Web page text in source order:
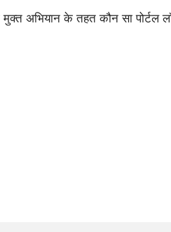
मुक्त अभियान के तहत कौन सा पोर्टल